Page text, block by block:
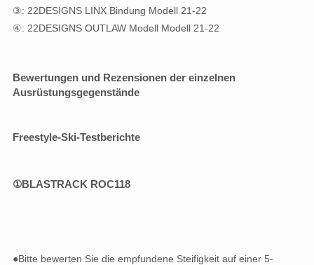
③: 22DESIGNS LINX Bindung Modell 21-22
④: 22DESIGNS OUTLAW Modell Modell 21-22
Bewertungen und Rezensionen der einzelnen
Ausrüstungsgegenstände
Freestyle-Ski-Testberichte
①BLASTRACK ROC118
●Bitte bewerten Sie die empfundene Steifigkeit auf einer 5-